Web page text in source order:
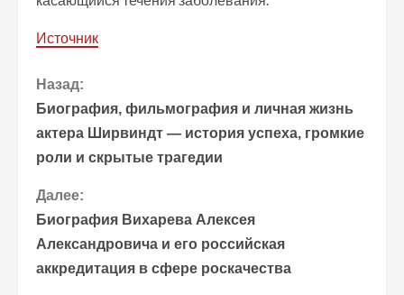
Источник
П
р
о
д
о
л
Назад:
Биография, фильмография и личная жизнь
актера Ширвиндт — история успеха, громкие
роли и скрытые трагедии
Далее:
Биография Вихарева Алексея
Александровича и его российская
аккредитация в сфере роскачества